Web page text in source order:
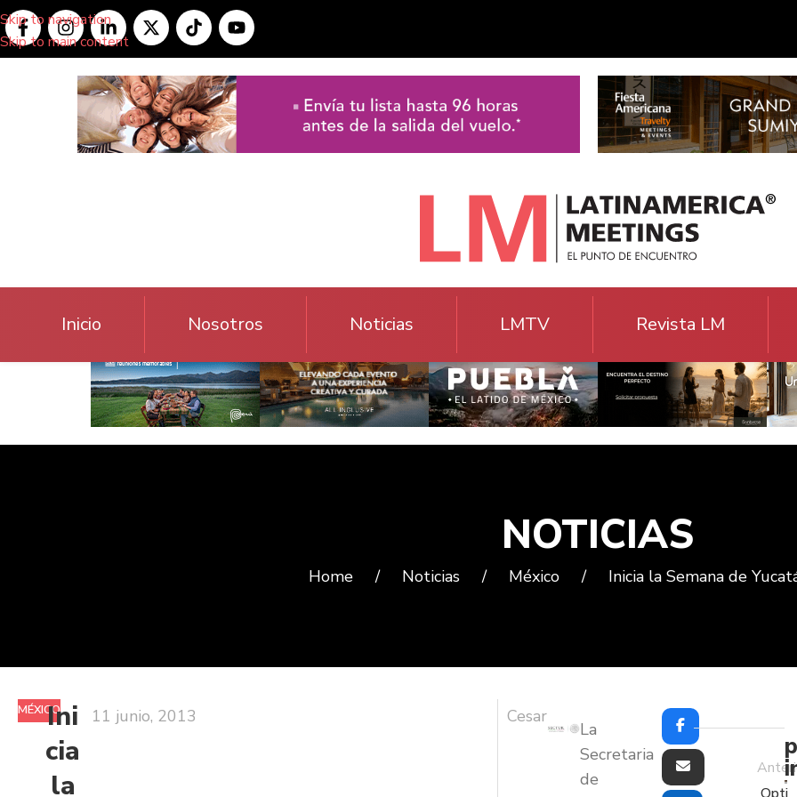
Skip to navigation
Skip to main content
Inicio Nosotros Noticias LMTV Revista LM
NOTICIAS
Home / Noticias / México / Inicia la Semana de
MÉXICOIni
cia
la
11 junio, 2013 Cesar
La
Secretaria
de